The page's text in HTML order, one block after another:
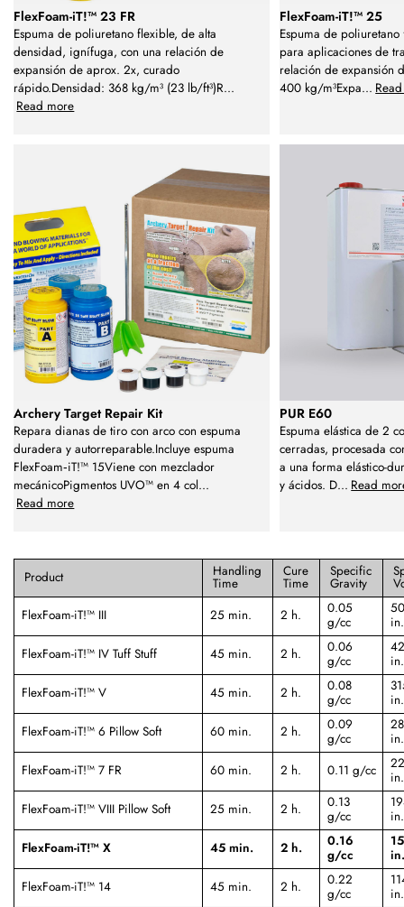
FlexFoam-iT!™ 23 FR
Espuma de poliuretano flexible, de alta
densidad, ignífuga, con una relación de
expansión de aprox. 2x, curado
rápido.Densidad: 368 kg/m³ (23 lb/ft³)R...
Read more
FlexFoam-iT!™ 25
Espuma de
para aplicaciones de
relación de expansión
400 kg/m³Expa...
Archery Target Repair Kit
Repara dianas de tiro con arco con espuma
duradera y autorreparable.Incluye espuma
FlexFoam‑iT!™ 15Viene con mezclador
mecánicoPigmentos UVO™ en 4 col...
Read more
PUR E60
Espuma elástica de 2
cerradas, procesada
a una forma elástico-
y ácidos. D... Read
Product Handling
Time
Cure
Time
Specific
Gravity
FlexFoam-iT!™ III
25 min. 2 h.
0.05
g/cc
FlexFoam-iT!™ IV Tuff Stuff
45 min. 2 h.
0.06
g/cc
FlexFoam-iT!™ V
45 min. 2 h.
0.08
g/cc
FlexFoam-iT!™ 6 Pillow Soft
60 min. 2 h.
0.09
g/cc
FlexFoam-iT!™ 7 FR
60 min. 2 h. 0.11 g/cc
FlexFoam-iT!™ VIII Pillow Soft
25 min. 2 h.
0.13
g/cc
FlexFoam-iT!™ X
45 min. 2 h.
0.16
g/cc
FlexFoam-iT!™ 14
45 min. 2 h.
0.22
g/cc